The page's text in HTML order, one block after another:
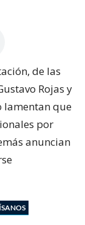
de las
Rojas y
lamentan que
por
anuncian